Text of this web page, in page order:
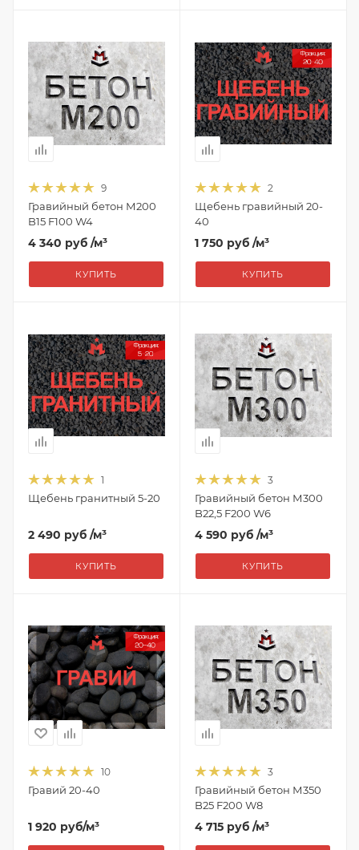
9
Гравийный бетон М200
B15 F100 W4
4 340 руб /м³
КУПИТЬ
2
Щебень гравийный 20-
40
1 750 руб /м³
КУПИТЬ
1
Щебень гранитный 5-20
2 490 руб /м³
КУПИТЬ
3
Гравийный бетон М300
B22,5 F200 W6
4 590 руб /м³
КУПИТЬ
10
Гравий 20-40
1 920 руб/м³
3
Гравийный бетон М350
B25 F200 W8
4 715 руб /м³